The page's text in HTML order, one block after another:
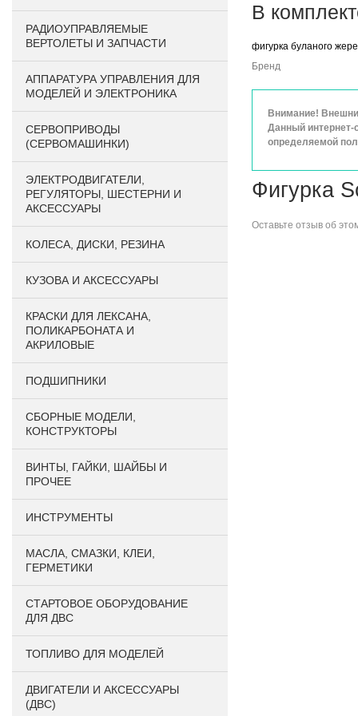
РАДИОУПРАВЛЯЕМЫЕ
ВЕРТОЛЕТЫ И ЗАПЧАСТИ
АППАРАТУРА УПРАВЛЕНИЯ ДЛЯ
МОДЕЛЕЙ И ЭЛЕКТРОНИКА
СЕРВОПРИВОДЫ
(СЕРВОМАШИНКИ)
ЭЛЕКТРОДВИГАТЕЛИ,
РЕГУЛЯТОРЫ, ШЕСТЕРНИ И
АКСЕССУАРЫ
КОЛЕСА, ДИСКИ, РЕЗИНА
КУЗОВА И АКСЕССУАРЫ
КРАСКИ ДЛЯ ЛЕКСАНА,
ПОЛИКАРБОНАТА И
АКРИЛОВЫЕ
ПОДШИПНИКИ
CБОРНЫЕ МОДЕЛИ,
КОНСТРУКТОРЫ
ВИНТЫ, ГАЙКИ, ШАЙБЫ И
ПРОЧЕЕ
ИНСТРУМЕНТЫ
МАСЛА, СМАЗКИ, КЛЕИ,
ГЕРМЕТИКИ
СТАРТОВОЕ ОБОРУДОВАНИЕ
ДЛЯ ДВС
ТОПЛИВО ДЛЯ МОДЕЛЕЙ
ДВИГАТЕЛИ И АКСЕССУАРЫ
(ДВС)
В
фигурка буланого
Бренд
Внимание!
Данный интернет-
определяемой
Фигурка
Оставьте отзыв об